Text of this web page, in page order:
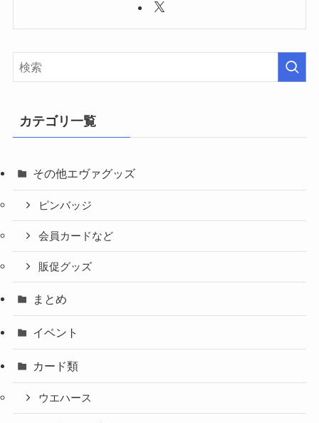
カテゴリ一覧
その他エヴァグッズ
ピンバッジ
会員カードなど
販促グッズ
まとめ
イベント
カード類
ウエハース